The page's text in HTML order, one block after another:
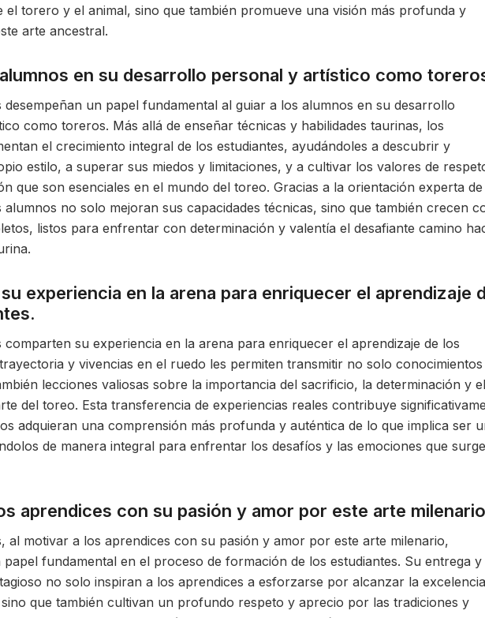
el torero y el animal, sino que también promueve una visión más profunda y
arte ancestral.
en su desarrollo personal y artístico como
desempeñan un papel fundamental al guiar a los alumnos en su desarrollo
como toreros. Más allá de enseñar técnicas y habilidades taurinas, los
el crecimiento integral de los estudiantes, ayudándoles a descubrir y
estilo, a superar sus miedos y limitaciones, y a cultivar los valores de
que son esenciales en el mundo del toreo. Gracias a la orientación experta
no solo mejoran sus capacidades técnicas, sino que también crecen
listos para enfrentar con determinación y valentía el desafiante camino
experiencia en la arena para enriquecer el aprendizaje
comparten su experiencia en la arena para enriquecer el aprendizaje de los
y vivencias en el ruedo les permiten transmitir no solo conocimientos
lecciones valiosas sobre la importancia del sacrificio, la determinación y el
del toreo. Esta transferencia de experiencias reales contribuye
adquieran una comprensión más profunda y auténtica de lo que implica ser
de manera integral para enfrentar los desafíos y las emociones que
aprendices con su pasión y amor por este arte
al motivar a los aprendices con su pasión y amor por este arte milenario,
papel fundamental en el proceso de formación de los estudiantes. Su entrega y
no solo inspiran a los aprendices a esforzarse por alcanzar la
que también cultivan un profundo respeto y aprecio por las tradiciones y